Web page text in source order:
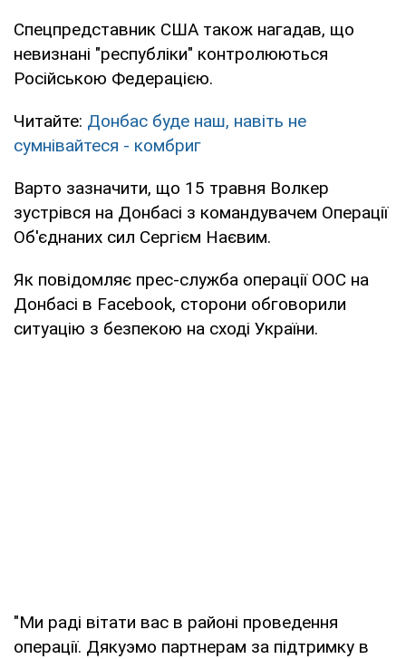
Спецпредставник США також нагадав, що
невизнані "республіки" контролюються
Російською Федерацією.
Читайте: Донбас буде наш, навіть не
сумнівайтеся - комбриг
Варто зазначити, що 15 травня Волкер
зустрівся на Донбасі з командувачем Операції
Об'єднаних сил Сергієм Наєвим.
Як повідомляє прес-служба операції ООС на
Донбасі в Facebook, сторони обговорили
ситуацію з безпекою на сході України.
"Ми раді вітати вас в районі проведення
операції. Дякуэмо партнерам за підтримку в